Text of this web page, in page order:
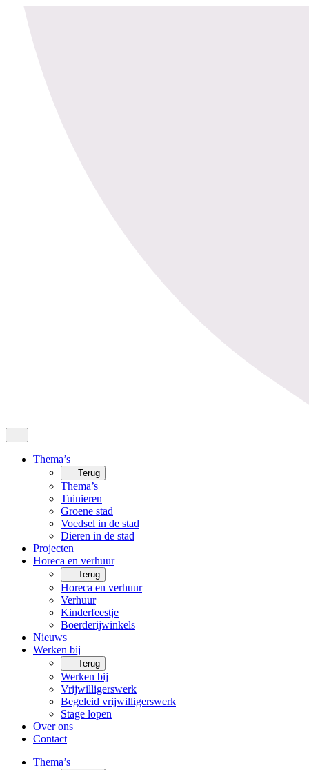
Thema’s
Terug
Thema’s
Tuinieren
Groene stad
Voedsel in de stad
Dieren in de stad
Projecten
Horeca en verhuur
Terug
Horeca en verhuur
Verhuur
Kinderfeestje
Boerderijwinkels
Nieuws
Werken bij
Terug
Werken bij
Vrijwilligerswerk
Begeleid vrijwilligerswerk
Stage lopen
Over ons
Contact
Thema’s